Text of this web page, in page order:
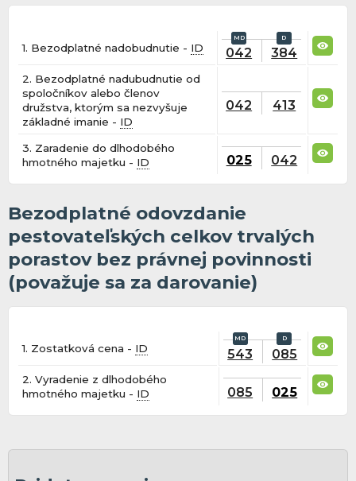
1. Bezodplatné nadobudnutie - ID 042 384
2. Bezodplatné nadubudnutie od
spoločníkov alebo členov
družstva, ktorým sa nezvyšuje
základné imanie - ID
042 413
3. Zaradenie do dlhodobého
hmotného majetku - ID 025 042
Bezodplatné odovzdanie
pestovateľských celkov trvalých
porastov bez právnej povinnosti
(považuje sa za darovanie)
1. Zostatková cena - ID 543 085
2. Vyradenie z dlhodobého
hmotného majetku - ID 085 025